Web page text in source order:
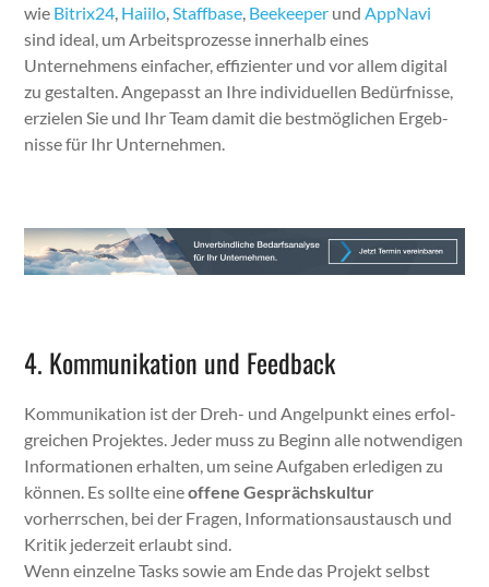
wie Bitrix24 Hai­ilo Staff­base Bee­keep­er und App­Navi
sind ide­al, um Arbeit­sprozesse inner­halb eines
Unternehmens ein­fach­er, effizien­ter und vor allem dig­i­tal
zu gestal­ten. Angepasst an Ihre indi­vidu­ellen Bedürfnisse,
erzie­len Sie und Ihr Team damit die best­möglichen Ergeb­
nisse für Ihr Unternehmen.
4. Kommunikation und Feedback
Kom­mu­nika­tion ist der Dreh- und Angelpunkt eines erfol­
gre­ichen Pro­jek­tes. Jed­er muss zu Beginn alle notwendi­gen
Infor­ma­tio­nen erhal­ten, um seine Auf­gaben erledi­gen zu
kön­nen. Es sollte eineoffene Gespräch­skul­tur
vorherrschen, bei der Fra­gen, Infor­ma­tion­saus­tausch und
Kri­tik jed­erzeit erlaubt sind.
Wenn einzelne Tasks sowie am Ende das Pro­jekt selb­st